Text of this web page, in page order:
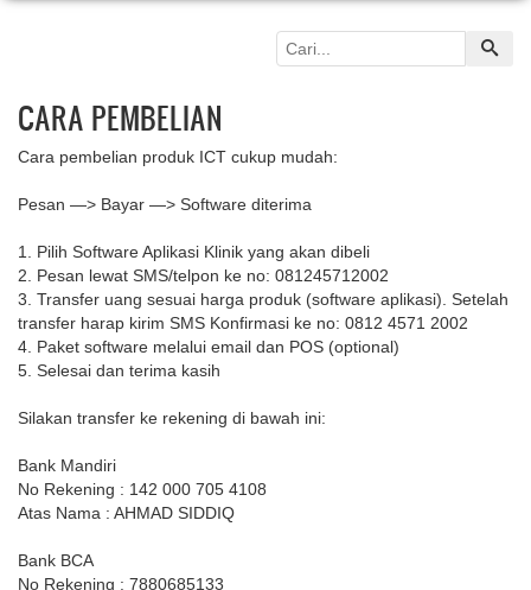
CARA PEMBELIAN
Cara pembelian produk ICT cukup mudah:
Pesan —> Bayar —> Software diterima
1. Pilih Software Aplikasi Klinik yang akan dibeli
2. Pesan lewat SMS/telpon ke no: 081245712002
3. Transfer uang sesuai harga produk (software aplikasi). Setelah
transfer harap kirim SMS Konfirmasi ke no: 0812 4571 2002
4. Paket software melalui email dan POS (optional)
5. Selesai dan terima kasih
Silakan transfer ke rekening di bawah ini:
Bank Mandiri
No Rekening : 142 000 705 4108
Atas Nama : AHMAD SIDDIQ
Bank BCA
No Rekening : 7880685133